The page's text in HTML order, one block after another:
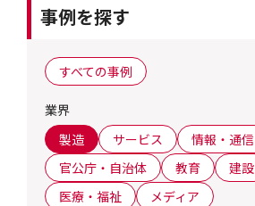
事例を探す
すべての事例
業界
製造
サービス
情報・通信
官公庁・自治体
教育
建設
医療・福祉
メディア